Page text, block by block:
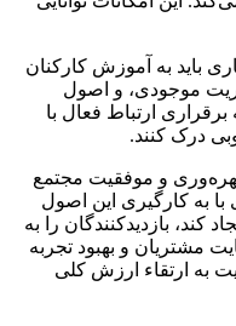
باید به آموزش کارکنان
موجودی، و اصول
برقراری ارتباط فعال با
درک کنند.
بهره‌وری و موفقیت مجتمع
به کارگیری این اصول
کند، بازدیدکنندگان را به
مشتریان و بهبود تجربه
به ارتقاء ارزش کلی